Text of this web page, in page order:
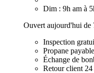
Dim : 9h am à
Ouvert aujourd'hui de
Inspection
Propane
Échange de
Retour client 24